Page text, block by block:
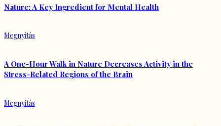
Nature: A Key Ingredient for Mental Health
Megnyitás
A One-Hour Walk in Nature Decreases Activity in the
Stress-Related Regions of the Brain
Megnyitás